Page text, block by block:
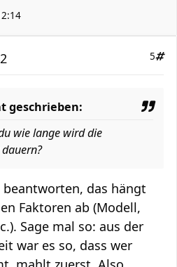
5
geschrieben:
wie lange wird die
beantworten, das hängt
Faktoren ab (Modell,
Sage mal so: aus der
war es so, dass wer